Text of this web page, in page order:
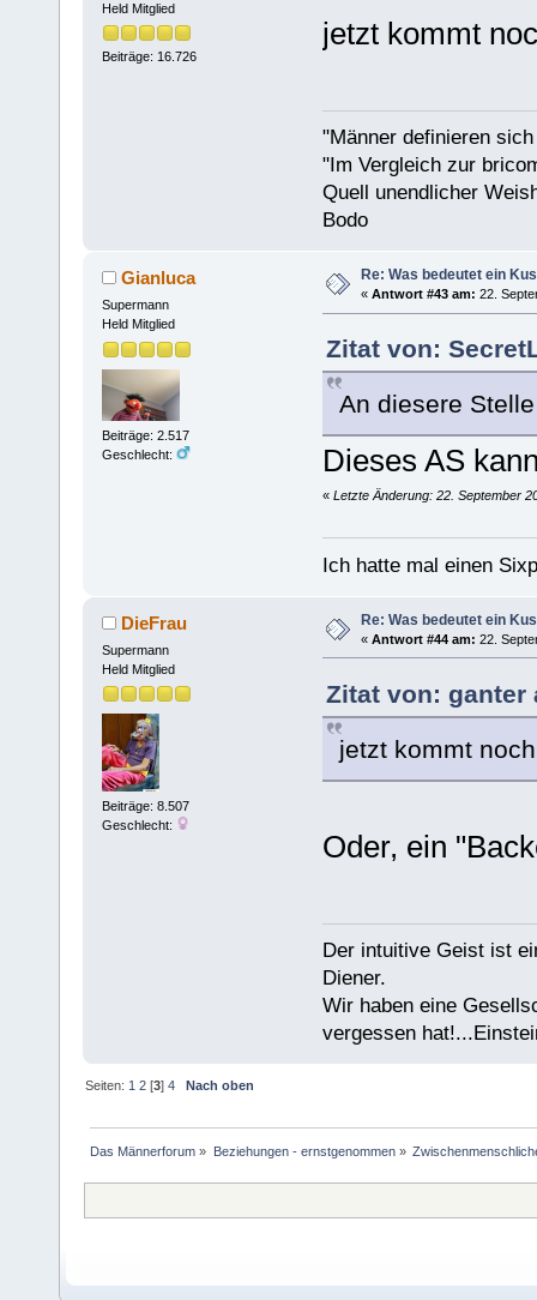
Held Mitglied
Beiträge: 16.726
jetzt kommt
"Männer definieren
"Im Vergleich zur
Quell unendlicher
Bodo
Gianluca
Supermann
Held Mitglied
Beiträge: 2.517
Geschlecht:
Re: Was bedeutet ein
« Antwort #43 am: 22.
Zitat von:
An diesere
Dieses AS
« Letzte Änderung: 22. September
Ich hatte mal einen
DieFrau
Supermann
Held Mitglied
Beiträge: 8.507
Geschlecht:
Re: Was bedeutet ein
« Antwort #44 am: 22.
Zitat von: ganter
jetzt kommt
Oder, ein
Der intuitive Geist ist
Diener.
Wir haben eine
vergessen
Seiten: 1 2 [3]4 Nach oben
Das Männerforum » Beziehungen - ernstgenommen»